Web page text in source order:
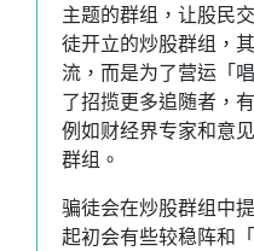
主题的群组，让股民
徒开立的炒股群组，
流，而是为了营运「
了招揽更多追随者，
例如财经界专家和意
群组。
骗徒会在炒股群组中
起初会有些较稳阵和